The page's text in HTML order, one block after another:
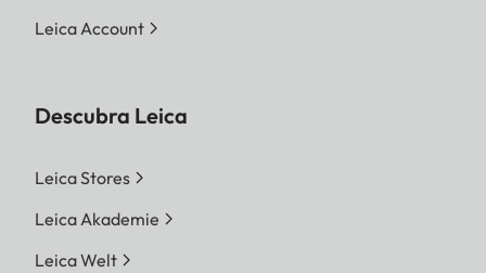
Leica Account
Descubra Leica
Leica Stores
Leica Akademie
Leica Welt